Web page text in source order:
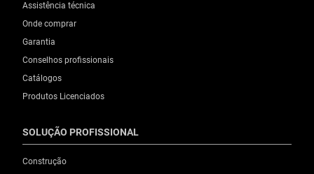
Assistência técnica
Onde comprar
Garantia
Conselhos profissionais
Catálogos
Produtos Licenciados
SOLUÇÃO PROFISSIONAL
Construção